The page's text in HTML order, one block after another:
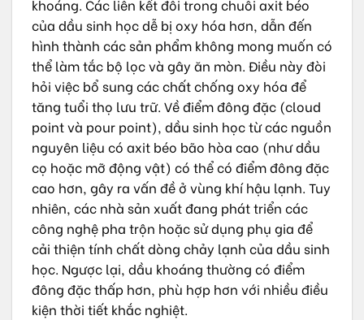
khoáng. Các liên kết đôi trong chuỗi axit béo
của dầu sinh học dễ bị oxy hóa hơn, dẫn đến
hình thành các sản phẩm không mong muốn có
thể làm tắc bộ lọc và gây ăn mòn. Điều này đòi
hỏi việc bổ sung các chất chống oxy hóa để
tăng tuổi thọ lưu trữ. Về điểm đông đặc (cloud
point và pour point), dầu sinh học từ các nguồn
nguyên liệu có axit béo bão hòa cao (như dầu
cọ hoặc mỡ động vật) có thể có điểm đông đặc
cao hơn, gây ra vấn đề ở vùng khí hậu lạnh. Tuy
nhiên, các nhà sản xuất đang phát triển các
công nghệ pha trộn hoặc sử dụng phụ gia để
cải thiện tính chất dòng chảy lạnh của dầu sinh
học. Ngược lại, dầu khoáng thường có điểm
đông đặc thấp hơn, phù hợp hơn với nhiều điều
kiện thời tiết khắc nghiệt.